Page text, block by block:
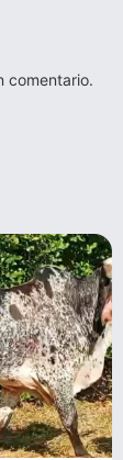
comentario.